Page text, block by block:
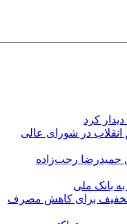
کرد
در شورای عالی
رجب‌زاده
بانک ملی
۳۰ درصد تخفیف برای کاهش مصرف